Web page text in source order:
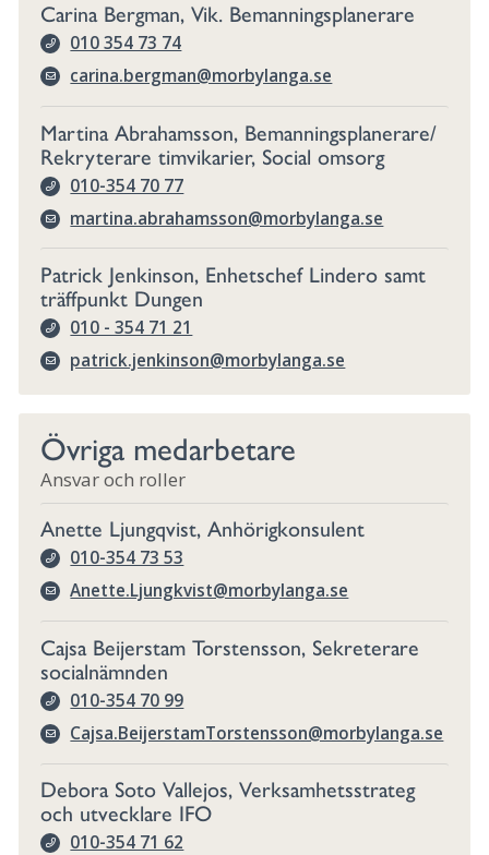
Carina Bergman, Vik. Bemanningsplanerare
010 354 73 74
carina.bergman@morbylanga.se
Martina Abrahamsson, Bemanningsplanerare/
Rekryterare timvikarier, Social omsorg
010-354 70 77
martina.abrahamsson@morbylanga.se
Patrick Jenkinson, Enhetschef Lindero samt
träffpunkt Dungen
010 - 354 71 21
patrick.jenkinson@morbylanga.se
Övriga medarbetare
Ansvar och roller
Anette Ljungqvist, Anhörigkonsulent
010-354 73 53
Anette.Ljungkvist@morbylanga.se
Cajsa Beijerstam Torstensson, Sekreterare
socialnämnden
010-354 70 99
Cajsa.BeijerstamTorstensson@morbylanga.se
Debora Soto Vallejos, Verksamhetsstrateg
och utvecklare IFO
010-354 71 62